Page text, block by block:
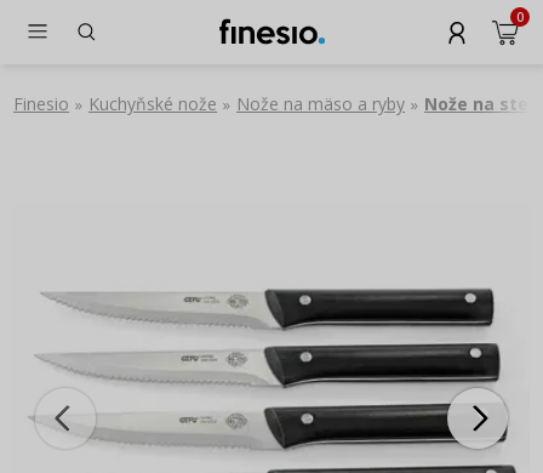
0
Finesio » Kuchyňské nože » Nože na mäso a ryby » Nože na